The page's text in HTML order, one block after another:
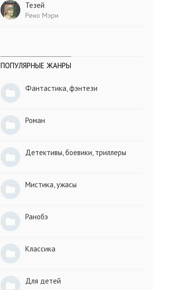
Тезей
Рено Мэри
ПОПУЛЯРНЫЕ ЖАНРЫ
Фантастика, фэнтези
Роман
Детективы, боевики, триллеры
Мистика, ужасы
Ранобэ
Классика
Для детей